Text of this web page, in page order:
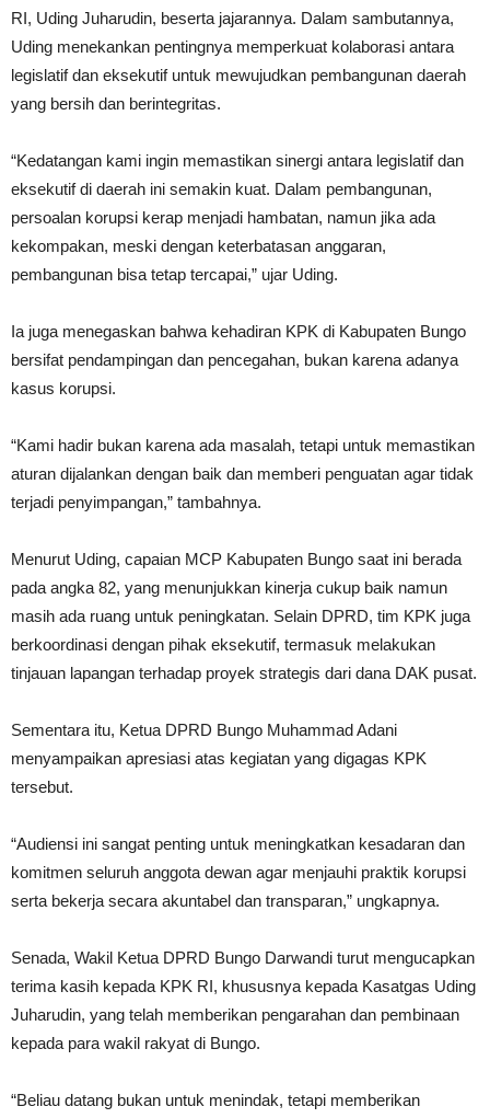
RI, Uding Juharudin, beserta jajarannya. Dalam sambutannya,
Uding menekankan pentingnya memperkuat kolaborasi antara
legislatif dan eksekutif untuk mewujudkan pembangunan daerah
yang bersih dan berintegritas.
“Kedatangan kami ingin memastikan sinergi antara legislatif dan
eksekutif di daerah ini semakin kuat. Dalam pembangunan,
persoalan korupsi kerap menjadi hambatan, namun jika ada
kekompakan, meski dengan keterbatasan anggaran,
pembangunan bisa tetap tercapai,” ujar Uding.
Ia juga menegaskan bahwa kehadiran KPK di Kabupaten Bungo
bersifat pendampingan dan pencegahan, bukan karena adanya
kasus korupsi.
“Kami hadir bukan karena ada masalah, tetapi untuk memastikan
aturan dijalankan dengan baik dan memberi penguatan agar tidak
terjadi penyimpangan,” tambahnya.
Menurut Uding, capaian MCP Kabupaten Bungo saat ini berada
pada angka 82, yang menunjukkan kinerja cukup baik namun
masih ada ruang untuk peningkatan. Selain DPRD, tim KPK juga
berkoordinasi dengan pihak eksekutif, termasuk melakukan
tinjauan lapangan terhadap proyek strategis dari dana DAK pusat.
Sementara itu, Ketua DPRD Bungo Muhammad Adani
menyampaikan apresiasi atas kegiatan yang digagas KPK
tersebut.
“Audiensi ini sangat penting untuk meningkatkan kesadaran dan
komitmen seluruh anggota dewan agar menjauhi praktik korupsi
serta bekerja secara akuntabel dan transparan,” ungkapnya.
Senada, Wakil Ketua DPRD Bungo Darwandi turut mengucapkan
terima kasih kepada KPK RI, khususnya kepada Kasatgas Uding
Juharudin, yang telah memberikan pengarahan dan pembinaan
kepada para wakil rakyat di Bungo.
“Beliau datang bukan untuk menindak, tetapi memberikan